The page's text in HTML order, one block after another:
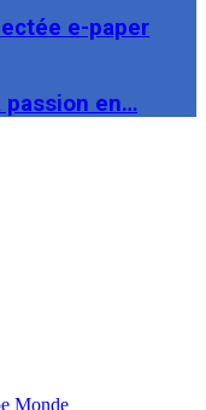
e-paper
passion en…
Monde